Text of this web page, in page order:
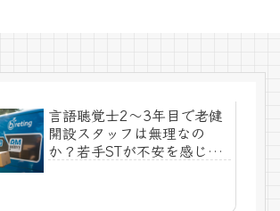
言語聴覚士2〜3年目で老健
開設スタッフは無理なの
か？若手STが不安を感じた